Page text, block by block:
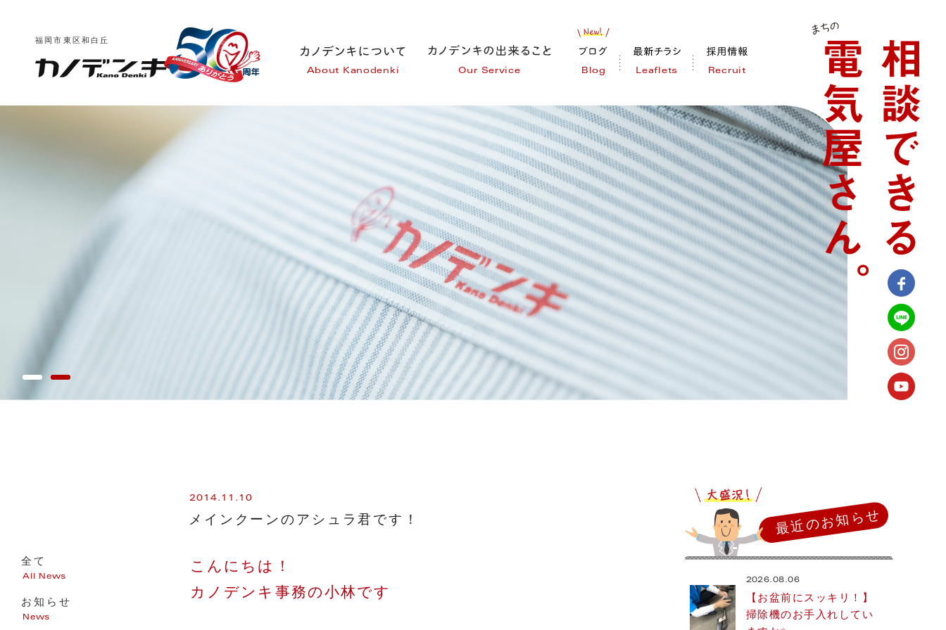
福岡市東区和白丘
About Kanodenki Our Service Blog Leaflets Recruit
全て
All News
お知らせ
News
2014.11.10
メインクーンのアシュラ君です！
こんにちは！
カノデンキ事務の小林です
最近のお知らせ
2026.08.06
【お盆前にスッキリ！】
掃除機のお手入れしてい